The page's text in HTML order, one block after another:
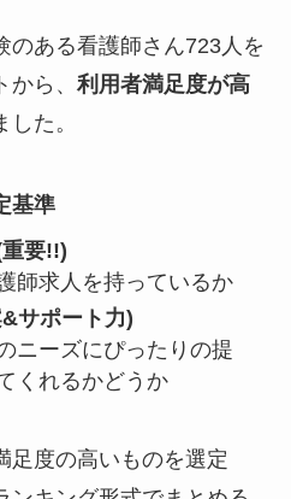
のある看護師さん723人を
ら、 利用者満足度が高
した。
基準
要!!)
師求人を持っているか
サポート力)
ニーズにぴったりの提
くれるかどうか
足度の高いものを選定